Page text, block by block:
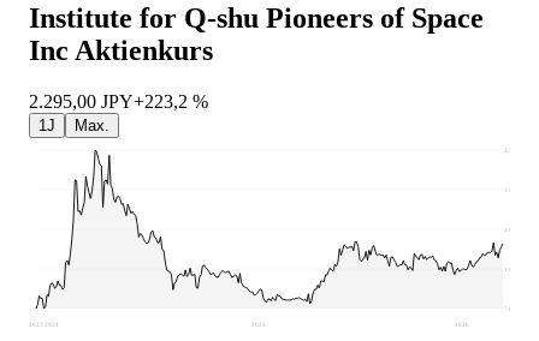
Institute for Q-shu Pioneers of Space
Inc Aktienkurs
2.295,00 JPY+223,2 %
1J Max.
710
1.675
2.640
3.605
4.570
2023 2024 2025 2026